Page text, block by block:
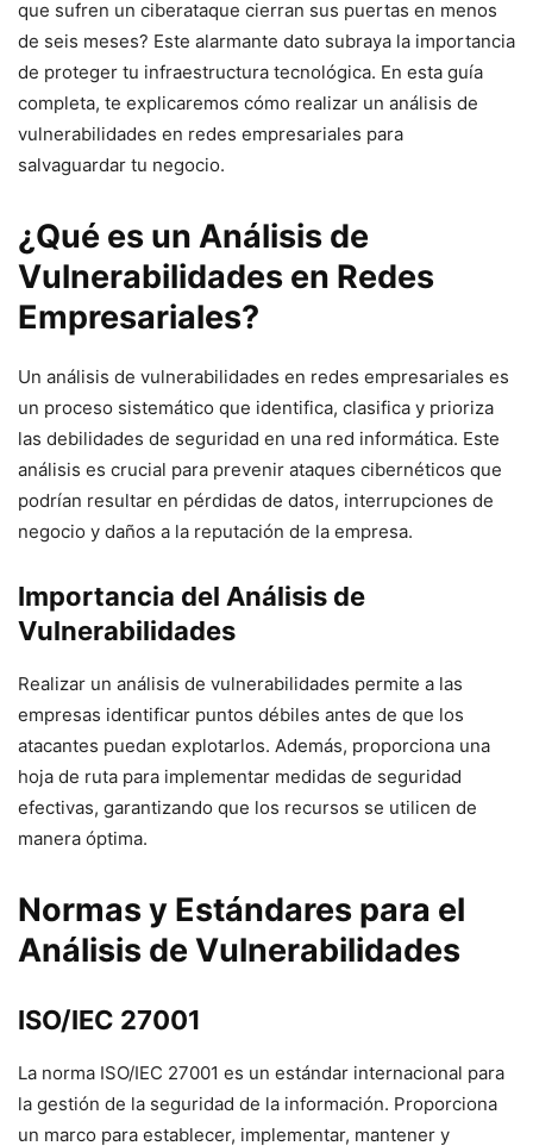
que sufren un ciberataque cierran sus puertas en menos
de seis meses? Este alarmante dato subraya la importancia
de proteger tu infraestructura tecnológica. En esta guía
completa, te explicaremos cómo realizar un análisis de
vulnerabilidades en redes empresariales para
salvaguardar tu negocio.
¿Qué es un Análisis de
Vulnerabilidades en Redes
Empresariales?
Un análisis de vulnerabilidades en redes empresariales es
un proceso sistemático que identifica, clasifica y prioriza
las debilidades de seguridad en una red informática. Este
análisis es crucial para prevenir ataques cibernéticos que
podrían resultar en pérdidas de datos, interrupciones de
negocio y daños a la reputación de la empresa.
Importancia del Análisis de
Vulnerabilidades
Realizar un análisis de vulnerabilidades permite a las
empresas identificar puntos débiles antes de que los
atacantes puedan explotarlos. Además, proporciona una
hoja de ruta para implementar medidas de seguridad
efectivas, garantizando que los recursos se utilicen de
manera óptima.
Normas y Estándares para el
Análisis de Vulnerabilidades
ISO/IEC 27001
La norma ISO/IEC 27001 es un estándar internacional para
la gestión de la seguridad de la información. Proporciona
un marco para establecer, implementar, mantener y